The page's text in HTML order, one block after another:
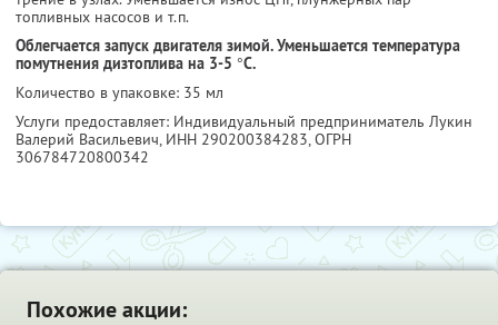
топливных насосов и т.п.
Облегчается запуск двигателя зимой. Уменьшается температура
помутнения дизтоплива на 3-5 °С.
Количество в упаковке: 35 мл
Услуги предоставляет: Индивидуальный предприниматель Лукин
Валерий Васильевич, ИНН 290200384283, ОГРН
306784720800342
Похожие акции: